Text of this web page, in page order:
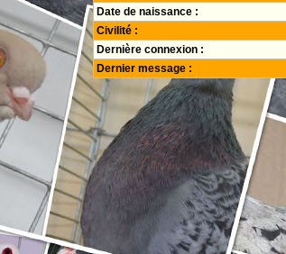
Date de naissance :
Civilité :
Dernière connexion :
Dernier message :